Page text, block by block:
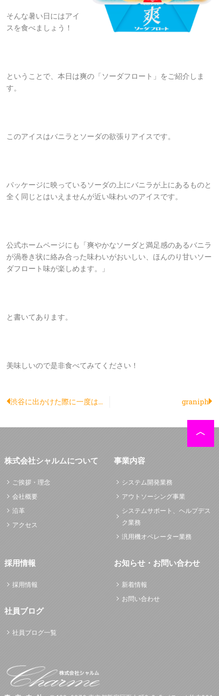
そんな暑い日にはアイ
スを食べましょう！
ということで、本日は爽の「ソーダフロート」をご紹介しま
す。
このアイスはバニラとソーダの欲張りアイスです。
パッケージに映っているソーダの上にバニラが上にあるものと
全く同じとはいえませんが近い味わいのアイスです。
公式ホームページにも「爽やかなソーダと満足感のあるバニラ
が渦巻き状に絡み合った味わいがおいしい、ほんのり甘いソー
ダフロート味が楽しめます。」
と書いてあります。
美味しいので是非食べてみてください！
Prev 渋谷に出かけた際に一度は訪れて欲しい場所 graniph
株式会社シャルムについて
ご挨拶・理念
会社概要
沿革
アクセス
事業内容
システム開発業務
アウトソーシング事業
システムサポート、ヘルプデス
ク業務
汎用機オペレーター業務
採用情報
採用情報
社員ブログ
社員ブログ一覧
お知らせ・お問い合わせ
新着情報
お問い合わせ